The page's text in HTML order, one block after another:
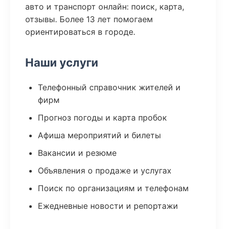
авто и транспорт онлайн: поиск, карта,
отзывы. Более 13 лет помогаем
ориентироваться в городе.
Наши услуги
Телефонный справочник жителей и
фирм
Прогноз погоды и карта пробок
Афиша мероприятий и билеты
Вакансии и резюме
Объявления о продаже и услугах
Поиск по организациям и телефонам
Ежедневные новости и репортажи